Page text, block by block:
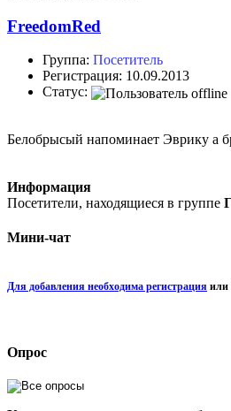
FreedomRed
Группа: Посетитель
Регистрация: 10.09.2013
Статус:
Белобрысый напоминает Эврику а
Информация
Посетители, находящиеся в группе
Мини-чат
Для добавления необходима регистрация или
Опрос